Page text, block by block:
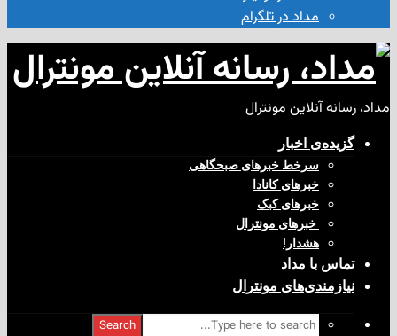
مداد در تلگرام
مونترال
اخبار
سرخط خبرهای صبحگاهی
خبرهای کانادا
خبرهای کبک
‌ خبرهای مونترال
مداد
مونترال
Search